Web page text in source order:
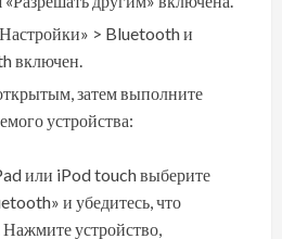
> Bluetooth и
включен.
затем выполните
устройства:
или iPod touch выберите
и убедитесь, что
устройство,